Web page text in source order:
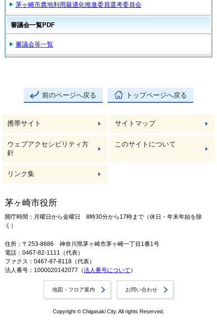
茅ヶ崎市農地利用最適化推進委員選考委員会
審議会一覧PDF
審議会等一覧
前のページへ戻る トップページへ戻る
携帯サイト サイトマップ
ウェブアクセシビリティ方
針
このサイトについて
リンク集
茅ヶ崎市役所
開庁時間：月曜日から金曜日 8時30分から17時まで（休日・年末年始を除
く）
住所：〒253-8686 神奈川県茅ヶ崎市茅ヶ崎一丁目1番1号
電話：0467-82-1111（代表）
ファクス：0467-87-8118（代表）
法人番号：1000020142077（法人番号について ）
地図・フロア案内 お問い合わせ
Copyright © Chigasaki City. All rights Reserved.